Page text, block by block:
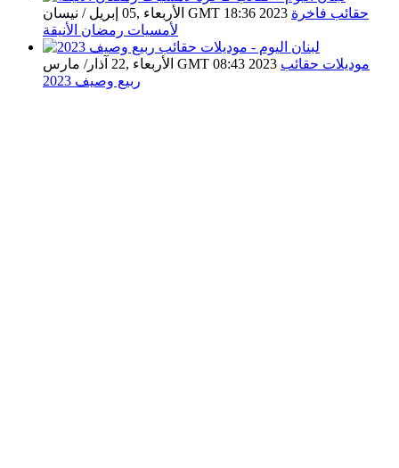
الأربعاء ,05 إبريل / نيسان GMT 18:36 2023 حقائب فاخرة
لأمسيات رمضان الأنيقة
الأربعاء ,22 آذار/ مارس GMT 08:43 2023 موديلات حقائب
ربيع وصيف 2023